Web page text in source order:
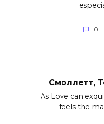
0
Смоллетт,
As Love can
feels the